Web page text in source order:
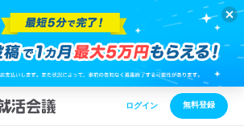
ログイン 無料登録